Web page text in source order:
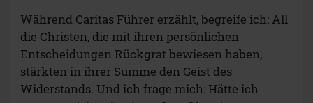
Während Caritas Führer erzählt, begreife ich: All
die Christen, die mit ihren persönlichen
Entscheidungen Rückgrat bewiesen haben,
stärkten in ihrer Summe den Geist des
Widerstands. Und ich frage mich: Hätte ich